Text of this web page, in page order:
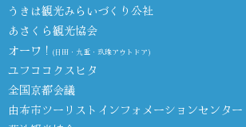
うきは観光みらいづくり公社
あさくら観光協会
オーワ！ (日田・九重・玖珠アウトドア)
ユフココクスヒタ
全国京都会議
由布市ツーリストインフォメーションセンター